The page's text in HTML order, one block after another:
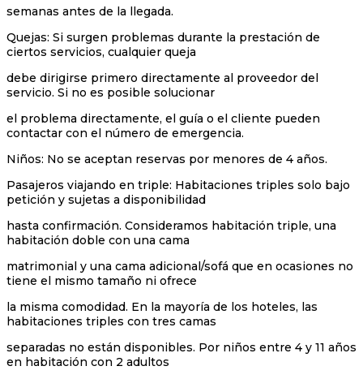
semanas antes de la llegada.
Quejas: Si surgen problemas durante la prestación de
ciertos servicios, cualquier queja
debe dirigirse primero directamente al proveedor del
servicio. Si no es posible solucionar
el problema directamente, el guía o el cliente pueden
contactar con el número de emergencia.
Niños: No se aceptan reservas por menores de 4 años.
Pasajeros viajando en triple: Habitaciones triples solo bajo
petición y sujetas a disponibilidad
hasta confirmación. Consideramos habitación triple, una
habitación doble con una cama
matrimonial y una cama adicional/sofá que en ocasiones no
tiene el mismo tamaño ni ofrece
la misma comodidad. En la mayoría de los hoteles, las
habitaciones triples con tres camas
separadas no están disponibles. Por niños entre 4 y 11 años
en habitación con 2 adultos